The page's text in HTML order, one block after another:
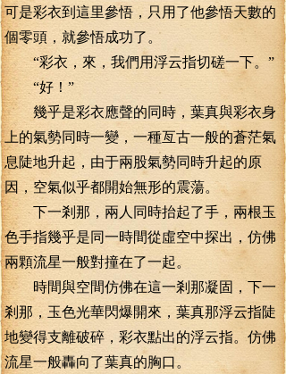
可是彩衣到這里參悟，只用了他參悟天數的
個零頭，就參悟成功了。
“彩衣，來，我們用浮云指切磋一下。”
“好！”
幾乎是彩衣應聲的同時，葉真與彩衣身
上的氣勢同時一變，一種亙古一般的蒼茫氣
息陡地升起，由于兩股氣勢同時升起的原
因，空氣似乎都開始無形的震蕩。
下一剎那，兩人同時抬起了手，兩根玉
色手指幾乎是同一時間從虛空中探出，仿佛
兩顆流星一般對撞在了一起。
時間與空間仿佛在這一剎那凝固，下一
剎那，玉色光華閃爆開來，葉真那浮云指陡
地變得支離破碎，彩衣點出的浮云指。仿佛
流星一般轟向了葉真的胸口。